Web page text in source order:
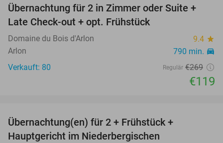
56%
Übernachtung für 2 in Zimmer oder Suite +
Late Check-out + opt. Frühstück
Domaine du Bois d'Arlon 9.4 star
Arlon 790 min. directions_car
Verkauft: 80 Regulär €269
€119
Übernachtung(en) für 2 + Frühstück +
Hauptgericht im Niederbergischen